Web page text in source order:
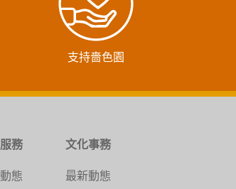
支持嗇色園
務
態
文化事務
最新動態